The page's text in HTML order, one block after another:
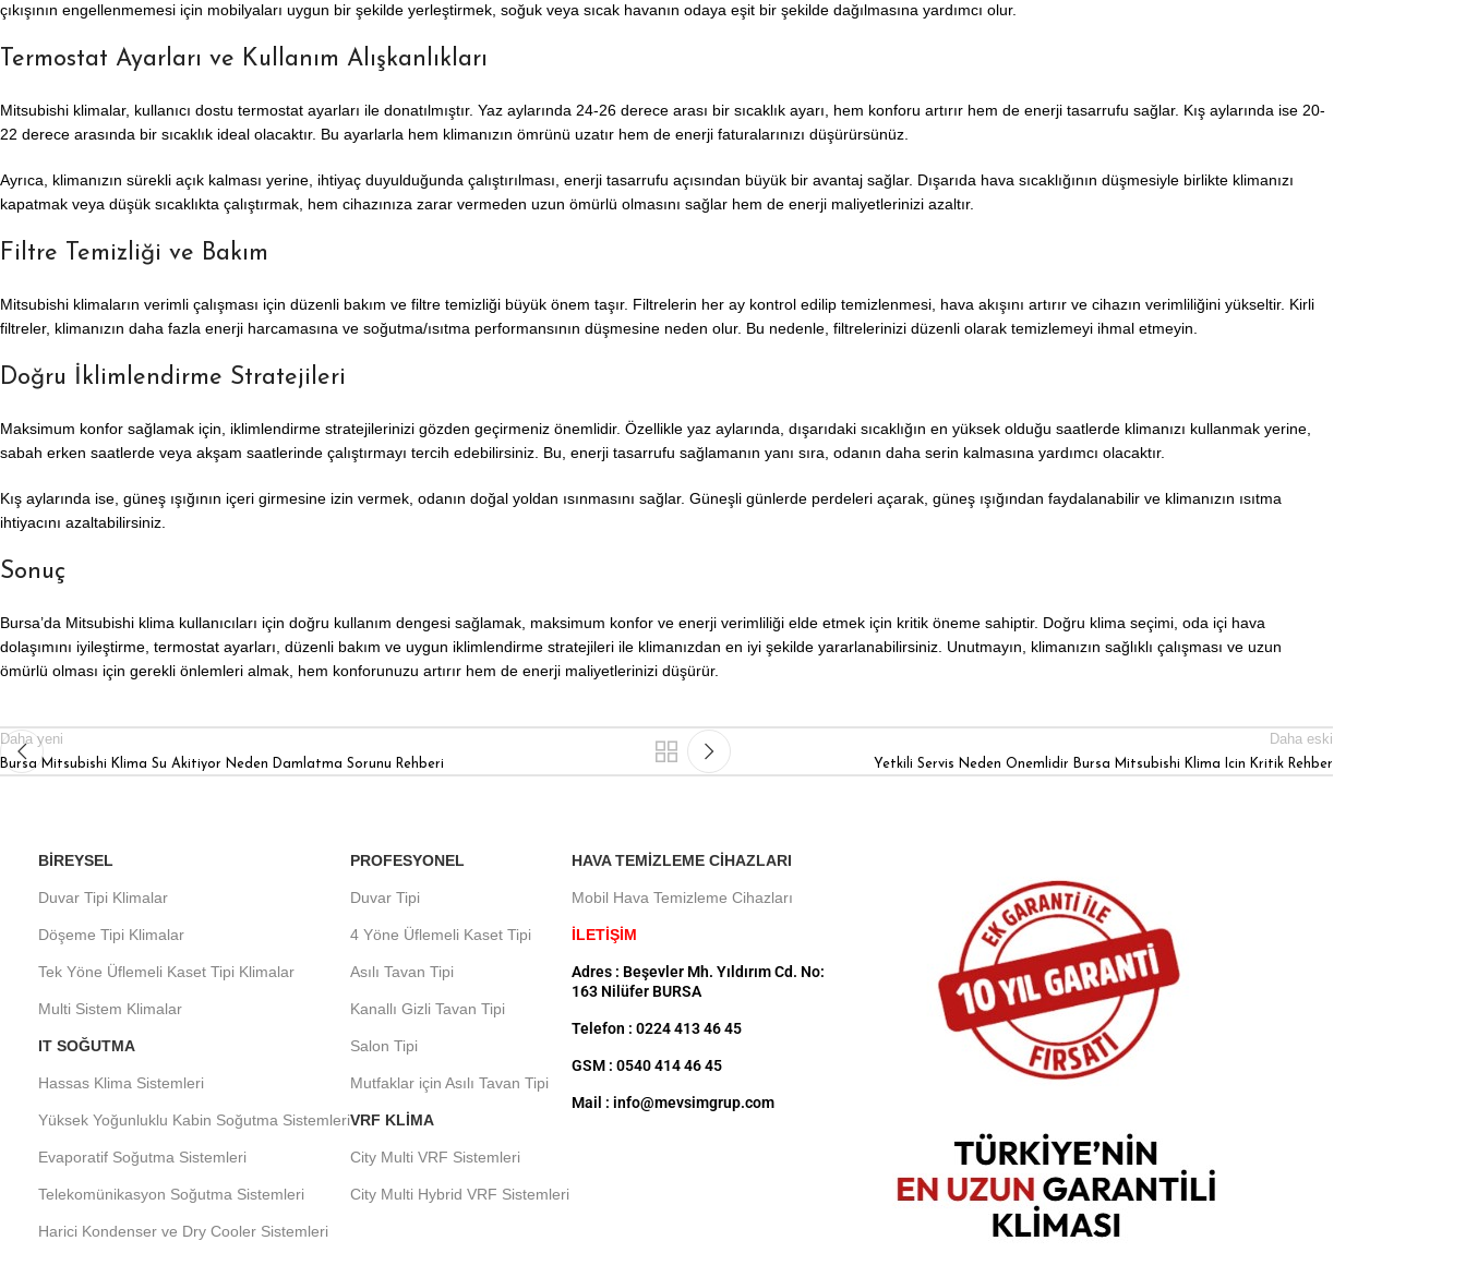
çıkışının engellenmemesi için mobilyaları uygun bir şekilde yerleştirmek, soğuk veya sıcak havanın odaya eşit bir şekilde dağılmasına yardımcı olur.
Termostat Ayarları ve Kullanım Alışkanlıkları
Mitsubishi klimalar, kullanıcı dostu termostat ayarları ile donatılmıştır. Yaz aylarında 24-26 derece arası bir sıcaklık ayarı, hem konforu artırır hem de enerji tasarrufu sağlar. Kış aylarında ise 20-
22 derece arasında bir sıcaklık ideal olacaktır. Bu ayarlarla hem klimanızın ömrünü uzatır hem de enerji faturalarınızı düşürürsünüz.
Ayrıca, klimanızın sürekli açık kalması yerine, ihtiyaç duyulduğunda çalıştırılması, enerji tasarrufu açısından büyük bir avantaj sağlar. Dışarıda hava sıcaklığının düşmesiyle birlikte klimanızı
kapatmak veya düşük sıcaklıkta çalıştırmak, hem cihazınıza zarar vermeden uzun ömürlü olmasını sağlar hem de enerji maliyetlerinizi azaltır.
Filtre Temizliği ve Bakım
Mitsubishi klimaların verimli çalışması için düzenli bakım ve filtre temizliği büyük önem taşır. Filtrelerin her ay kontrol edilip temizlenmesi, hava akışını artırır ve cihazın verimliliğini yükseltir. Kirli
filtreler, klimanızın daha fazla enerji harcamasına ve soğutma/ısıtma performansının düşmesine neden olur. Bu nedenle, filtrelerinizi düzenli olarak temizlemeyi ihmal etmeyin.
Doğru İklimlendirme Stratejileri
Maksimum konfor sağlamak için, iklimlendirme stratejilerinizi gözden geçirmeniz önemlidir. Özellikle yaz aylarında, dışarıdaki sıcaklığın en yüksek olduğu saatlerde klimanızı kullanmak yerine,
sabah erken saatlerde veya akşam saatlerinde çalıştırmayı tercih edebilirsiniz. Bu, enerji tasarrufu sağlamanın yanı sıra, odanın daha serin kalmasına yardımcı olacaktır.
Kış aylarında ise, güneş ışığının içeri girmesine izin vermek, odanın doğal yoldan ısınmasını sağlar. Güneşli günlerde perdeleri açarak, güneş ışığından faydalanabilir ve klimanızın ısıtma
ihtiyacını azaltabilirsiniz.
Sonuç
Bursa’da Mitsubishi klima kullanıcıları için doğru kullanım dengesi sağlamak, maksimum konfor ve enerji verimliliği elde etmek için kritik öneme sahiptir. Doğru klima seçimi, oda içi hava
dolaşımını iyileştirme, termostat ayarları, düzenli bakım ve uygun iklimlendirme stratejileri ile klimanızdan en iyi şekilde yararlanabilirsiniz. Unutmayın, klimanızın sağlıklı çalışması ve uzun
ömürlü olması için gerekli önlemleri almak, hem konforunuzu artırır hem de enerji maliyetlerinizi düşürür.
Daha yeni
Bursa Mitsubishi Klima Su Akitiyor Neden Damlatma Sorunu Rehberi
Daha eski
Yetkili Servis Neden Onemlidir Bursa Mitsubishi Klima Icin Kritik Rehber
BIREYSEL
Duvar Tipi Klimalar
Döşeme Tipi Klimalar
Tek Yöne Üflemeli Kaset Tipi Klimalar
Multi Sistem Klimalar
IT SOĞUTMA
Hassas Klima Sistemleri
Yüksek Yoğunluklu Kabin Soğutma Sistemleri
Evaporatif Soğutma Sistemleri
Telekomünikasyon Soğutma Sistemleri
Harici Kondenser ve Dry Cooler Sistemleri
PROFESYONEL
Duvar Tipi
4 Yöne Üflemeli Kaset Tipi
Asılı Tavan Tipi
Kanallı Gizli Tavan Tipi
Salon Tipi
Mutfaklar için Asılı Tavan Tipi
VRF KLIMA
City Multi VRF Sistemleri
City Multi Hybrid VRF Sistemleri
HAVA TEMIZLEME CIHAZLARI
Mobil Hava Temizleme Cihazları
İLETİŞİM
Adres : Beşevler Mh. Yıldırım Cd. No:
163 Nilüfer BURSA
Telefon : 0224 413 46 45
GSM : 0540 414 46 45
Mail : info@mevsimgrup.com